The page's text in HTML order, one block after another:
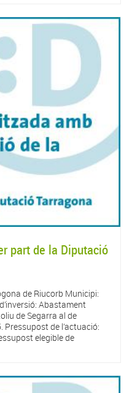
part de la Diputació
de Riucorb Municipi:
Abastament
de Segarra al de
de l’actuació:
elegible de